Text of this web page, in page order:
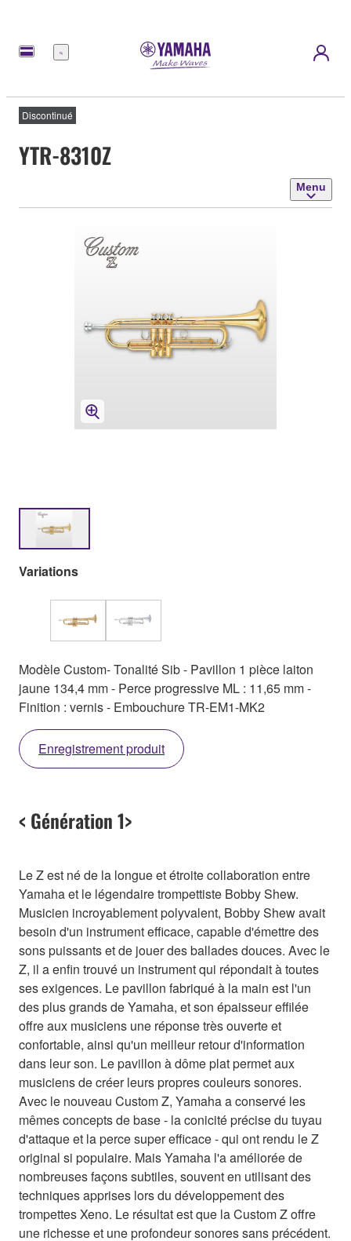
Menu
Discontinué
YTR-8310Z
Menu
Variations
Modèle Custom- Tonalité Sib - Pavillon 1 pièce laiton
jaune 134,4 mm - Perce progressive ML : 11,65 mm -
Finition : vernis - Embouchure TR-EM1-MK2
Enregistrement produit
< Génération 1>
Le Z est né de la longue et étroite collaboration entre
Yamaha et le légendaire trompettiste Bobby Shew.
Musicien incroyablement polyvalent, Bobby Shew avait
besoin d'un instrument efficace, capable d'émettre des
sons puissants et de jouer des ballades douces. Avec le
Z, il a enfin trouvé un instrument qui répondait à toutes
ses exigences. Le pavillon fabriqué à la main est l'un
des plus grands de Yamaha, et son épaisseur effilée
offre aux musiciens une réponse très ouverte et
confortable, ainsi qu'un meilleur retour d'information
dans leur son. Le pavillon à dôme plat permet aux
musiciens de créer leurs propres couleurs sonores.
Avec le nouveau Custom Z, Yamaha a conservé les
mêmes concepts de base - la conicité précise du tuyau
d'attaque et la perce super efficace - qui ont rendu le Z
original si populaire. Mais Yamaha l'a améliorée de
nombreuses façons subtiles, souvent en utilisant des
techniques apprises lors du développement des
trompettes Xeno. Le résultat est que la Custom Z offre
une richesse et une profondeur sonores sans précédent.